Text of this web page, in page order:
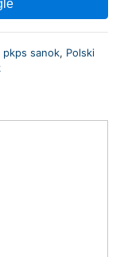
pkps sanok, Polski